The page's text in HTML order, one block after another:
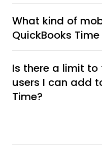
What kind of
QuickBooks
Is there a limit to
users I can add
Time?